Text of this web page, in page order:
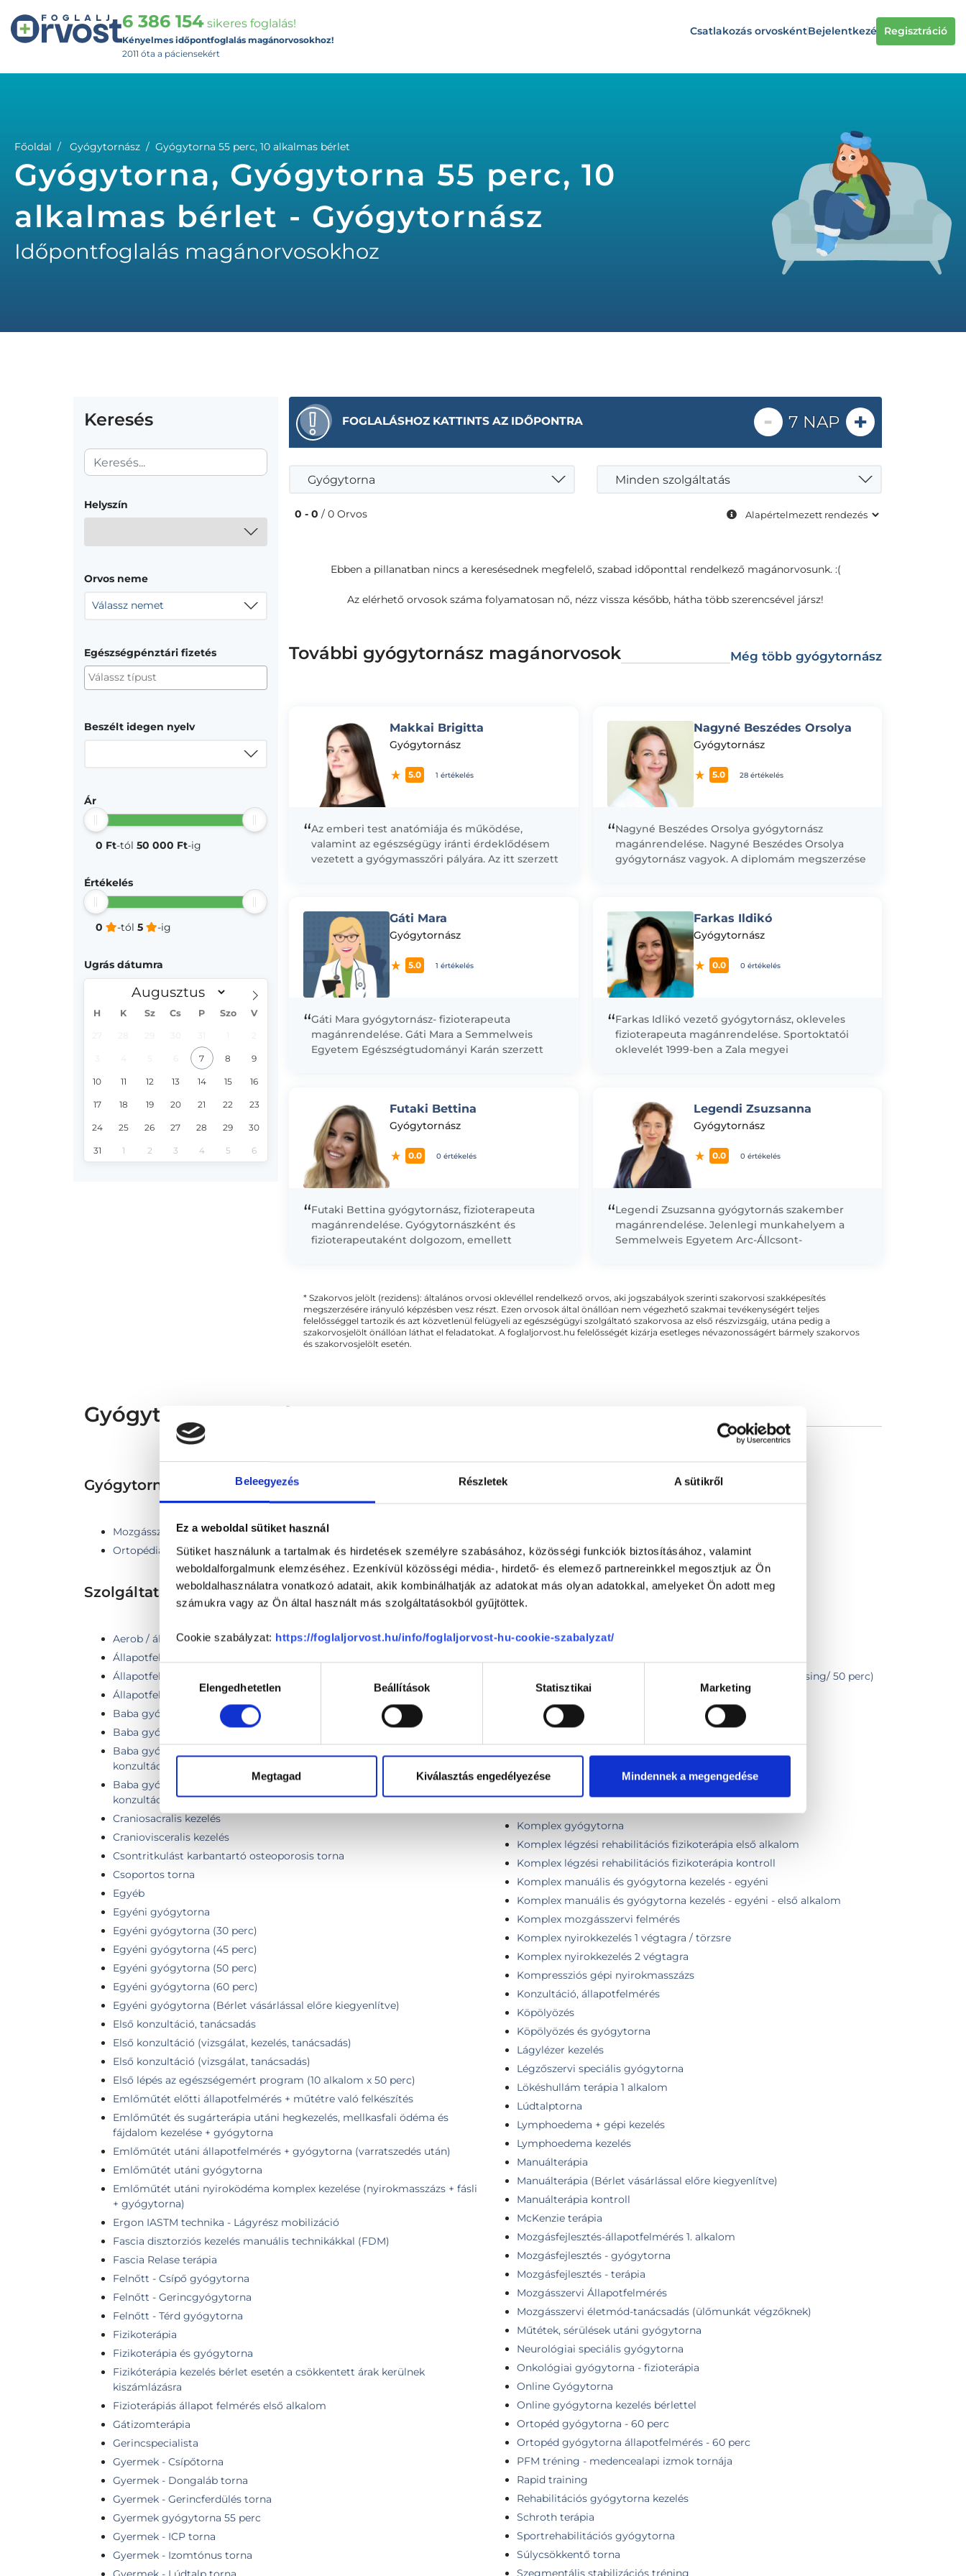
Beleegyezés Részletek A sütikről
Ez a weboldal sütiket használ
Sütiket használunk a tartalmak és hirdetések személyre szabásához, közösségi funkciók biztosításához, valamint
weboldalforgalmunk elemzéséhez. Ezenkívül közösségi média-, hirdető- és elemező partnereinkkel megosztjuk az Ön
weboldalhasználatra vonatkozó adatait, akik kombinálhatják az adatokat más olyan adatokkal, amelyeket Ön adott meg
számukra vagy az Ön által használt más szolgáltatásokból gyűjtöttek.
Cookie szabályzat: https://foglaljorvost.hu/info/foglaljorvost-hu-cookie-szabalyzat/
Hozzájárulás
kiválasztásaElengedhetetlen Beállítások Statisztikai Marketing
Megtagad Kiválasztás engedélyezése Mindennek a megengedése
6 386 154 sikeres foglalás!
Kényelmes időpontfoglalás magánorvosokhoz!
2011 óta a páciensekért
Csatlakozás orvoskéntBejelentkezés Regisztráció
Főoldal Gyógytornász Gyógytorna 55 perc, 10 alkalmas bérlet
Gyógytorna, Gyógytorna 55 perc, 10
alkalmas bérlet - Gyógytornász
Időpontfoglalás magánorvosokhoz
Keresés
Helyszín
Orvos neme
Válassz nemet
Egészségpénztári fizetés
Beszélt idegen nyelv
Ár
0 Ft-tól 50 000 Ft-ig
Értékelés
0 -tól 5 -ig
Ugrás dátumra
H K Sz Cs P Szo V
7 8 9
10 11 12 13 14 15 16
17 18 19 20 21 22 23
24 25 26 27 28 29 30
31 1 2 3 4 5 6
FOGLALÁSHOZ KATTINTS AZ IDŐPONTRA - 7 NAP +
Gyógytorna Minden szolgáltatás
0 - 0 / 0 Orvos
Ebben a pillanatban nincs a keresésednek megfelelő, szabad időponttal rendelkező magánorvosunk. :(
Az elérhető orvosok száma folyamatosan nő, nézz vissza később, hátha több szerencsével jársz!
További gyógytornász magánorvosok Még több gyógytornász
Makkai Brigitta
Gyógytornász
5.0 1 értékelés
“Az emberi test anatómiája és működése,
valamint az egészségügy iránti érdeklődésem
vezetett a gyógymasszőri pályára. Az itt szerzett
Nagyné Beszédes Orsolya
Gyógytornász
5.0 28 értékelés
“Nagyné Beszédes Orsolya gyógytornász
magánrendelése. Nagyné Beszédes Orsolya
gyógytornász vagyok. A diplomám megszerzése
Gáti Mara
Gyógytornász
5.0 1 értékelés
“Gáti Mara gyógytornász- fizioterapeuta
magánrendelése. Gáti Mara a Semmelweis
Egyetem Egészségtudományi Karán szerzett
Farkas Ildikó
Gyógytornász
0.0 0 értékelés
“Farkas Idlikó vezető gyógytornász, okleveles
fizioterapeuta magánrendelése. Sportoktatói
oklevelét 1999-ben a Zala megyei
Futaki Bettina
Gyógytornász
0.0 0 értékelés
“Futaki Bettina gyógytornász, fizioterapeuta
magánrendelése. Gyógytornászként és
fizioterapeutaként dolgozom, emellett
Miskolci Egyetemen....
Legendi Zsuzsanna
Gyógytornász
0.0 0 értékelés
“Legendi Zsuzsanna gyógytornás szakember
magánrendelése. Jelenlegi munkahelyem a
Semmelweis Egyetem Arc-Állcsont-
* Szakorvos jelölt (rezidens): általános orvosi oklevéllel rendelkező orvos, aki jogszabályok szerinti szakorvosi szakképesítés
megszerzésére irányuló képzésben vesz részt. Ezen orvosok által önállóan nem végezhető szakmai tevékenységért teljes
felelősséggel tartozik és azt közvetlenül felügyeli az egészségügyi szolgáltató szakorvosa az első részvizsgáig, utána pedig a
szakorvosjelölt önállóan láthat el feladatokat. A foglaljorvost.hu felelősségét kizárja esetleges névazonosságért bármely szakorvos
és szakorvosjelölt esetén.
Gyógytornász - Gyógytorna
Gyógytorna TERÜLETHEZ KAPCSOLÓDÓ SZAKTERÜLETEK
Mozgásszervi rehabilitáció
Ortopédia
Szolgáltatások
Aerob / állóképességi tréning
Állapotfelmérés, első vizsgálat
Állapotfelmérés + Gyógytorna
Állapotfelmérés + Manuálterápia
Baba gyógytorna gyakorlatok gyakorlása - Online konzultáció
Baba gyógytorna gyakorlatok gyakorlása - Személyes konzultáció
Baba gyógytorna vizsgálat-tanácsadás (első alkalom) - Online
konzultáció
Baba gyógytorna vizsgálat-tanácsadás (első alkalom) - Személyes
konzultáció
Craniosacralis kezelés
Craniovisceralis kezelés
Csontritkulást karbantartó osteoporosis torna
Csoportos torna
Egyéb
Egyéni gyógytorna
Egyéni gyógytorna (30 perc)
Egyéni gyógytorna (45 perc)
Egyéni gyógytorna (50 perc)
Egyéni gyógytorna (60 perc)
Egyéni gyógytorna (Bérlet vásárlással előre kiegyenlítve)
Első konzultáció, tanácsadás
Első konzultáció (vizsgálat, kezelés, tanácsadás)
Első konzultáció (vizsgálat, tanácsadás)
Első lépés az egészségemért program (10 alkalom x 50 perc)
Emlőműtét előtti állapotfelmérés + műtétre való felkészítés
Emlőműtét és sugárterápia utáni hegkezelés, mellkasfali ödéma és
fájdalom kezelése + gyógytorna
Emlőműtét utáni állapotfelmérés + gyógytorna (varratszedés után)
Emlőműtét utáni gyógytorna
Emlőműtét utáni nyiroködéma komplex kezelése (nyirokmasszázs + fásli
+ gyógytorna)
Ergon IASTM technika - Lágyrész mobilizáció
Fascia disztorziós kezelés manuális technikákkal (FDM)
Fascia Relase terápia
Felnőtt - Csípő gyógytorna
Felnőtt - Gerincgyógytorna
Felnőtt - Térd gyógytorna
Fizikoterápia
Fizikoterápia és gyógytorna
Fizikóterápia kezelés bérlet esetén a csökkentett árak kerülnek
kiszámlázásra
Fizioterápiás állapot felmérés első alkalom
Gátizomterápia
Gerincspecialista
Gyermek - Csípőtorna
Gyermek - Dongaláb torna
Gyermek - Gerincferdülés torna
Gyermek gyógytorna 55 perc
Gyermek - ICP torna
Gyermek - Izomtónus torna
Gyógytorna - 90 perc
Gyógytorna (Manuálterápia/ McKenzie/ FDM terápia/ Flossing/ 50 perc)
Kardiovaszkuláris rehabilitáció
Kinesio-tape ragasztás
Kineziológiai tapaszos kezelés
Kombinált kezelés (alapkezelés + fizikoterápia)
Komplex gyógytorna
Komplex légzési rehabilitációs fizikoterápia első alkalom
Komplex légzési rehabilitációs fizikoterápia kontroll
Komplex manuális és gyógytorna kezelés - egyéni
Komplex manuális és gyógytorna kezelés - egyéni - első alkalom
Komplex mozgásszervi felmérés
Komplex nyirokkezelés 1 végtagra / törzsre
Komplex nyirokkezelés 2 végtagra
Kompressziós gépi nyirokmasszázs
Konzultáció, állapotfelmérés
Köpölyözés
Köpölyözés és gyógytorna
Lágylézer kezelés
Légzőszervi speciális gyógytorna
Lökéshullám terápia 1 alkalom
Lúdtalptorna
Lymphoedema + gépi kezelés
Lymphoedema kezelés
Manuálterápia
Manuálterápia (Bérlet vásárlással előre kiegyenlítve)
Manuálterápia kontroll
McKenzie terápia
Mozgásfejlesztés-állapotfelmérés 1. alkalom
Mozgásfejlesztés - gyógytorna
Mozgásfejlesztés - terápia
Mozgásszervi Állapotfelmérés
Mozgásszervi életmód-tanácsadás (ülőmunkát végzőknek)
Műtétek, sérülések utáni gyógytorna
Neurológiai speciális gyógytorna
Onkológiai gyógytorna - fizioterápia
Online Gyógytorna
Online gyógytorna kezelés bérlettel
Ortopéd gyógytorna - 60 perc
Ortopéd gyógytorna állapotfelmérés - 60 perc
PFM tréning - medencealapi izmok tornája
Rapid training
Rehabilitációs gyógytorna kezelés
Schroth terápia
Sportrehabilitációs gyógytorna
Súlycsökkentő torna
Szegmentális stabilizációs tréning